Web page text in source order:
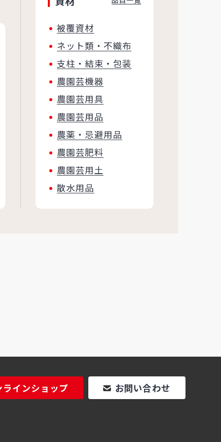
被覆資材
ネット類・不織布
支柱・結束・包装
農園芸機器
農園芸用具
農園芸用品
農薬・忌避用品
農園芸肥料
農園芸用土
散水用品
ラインショップ お問い合わせ